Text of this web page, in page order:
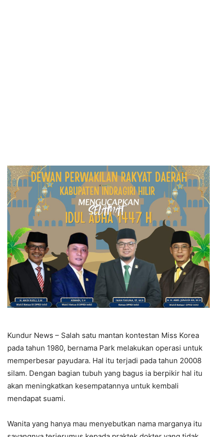
Kundur News – Salah satu mantan kontestan Miss Korea
pada tahun 1980, bernama Park melakukan operasi untuk
memperbesar payudara. Hal itu terjadi pada tahun 20008
silam. Dengan bagian tubuh yang bagus ia berpikir hal itu
akan meningkatkan kesempatannya untuk kembali
mendapat suami.
Wanita yang hanya mau menyebutkan nama marganya itu